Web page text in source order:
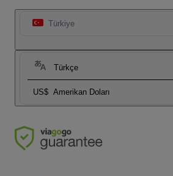
Türkiye
Türkçe
US$ Amerikan Doları